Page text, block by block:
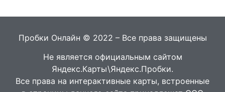
Пробки Онлайн © 2022 – Все права защищены
Не является официальным сайтом
Яндекс.Карты\Яндекс.Пробки.
Все права на интерактивные карты, встроенные